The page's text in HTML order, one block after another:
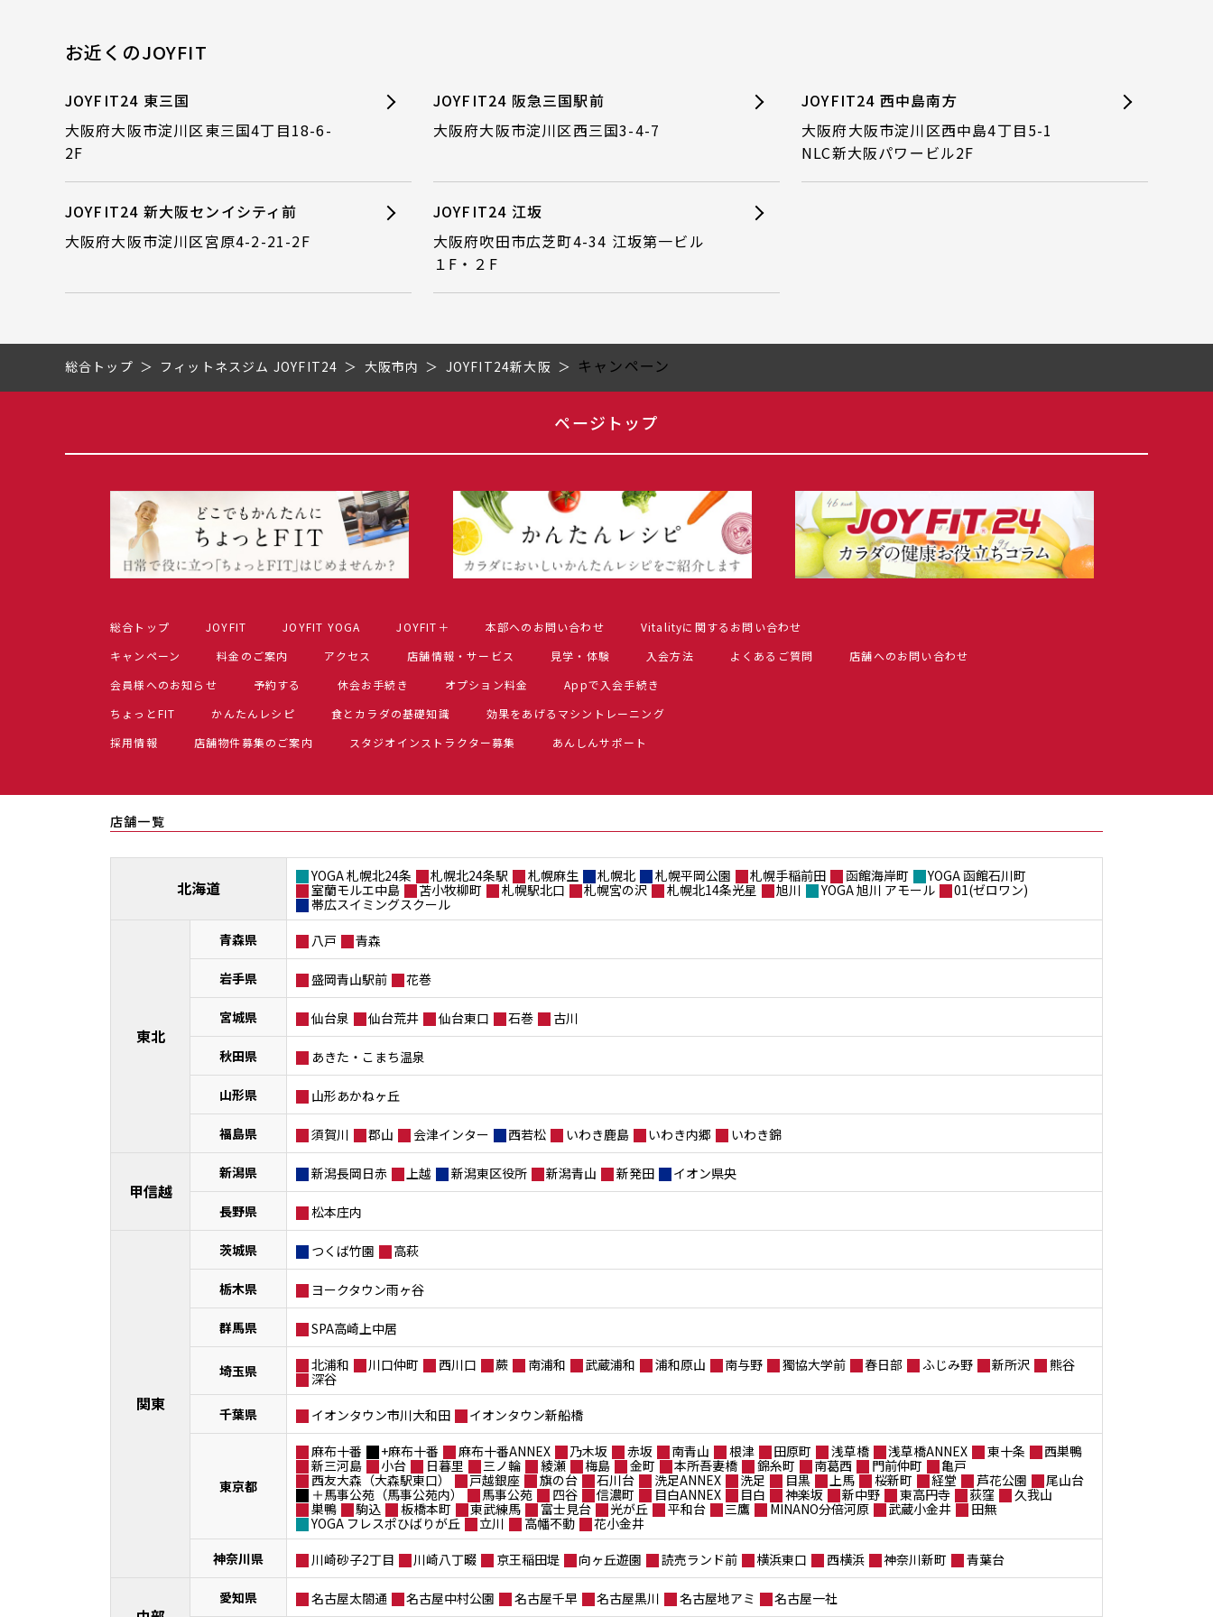
お近くのJOYFIT
JOYFIT24 東三国
大阪府大阪市淀川区東三国4丁目18-6-
2F
JOYFIT24 阪急三国駅前
大阪府大阪市淀川区西三国3-4-7
JOYFIT24 西中島南方
大阪府大阪市淀川区西中島4丁目5-1
NLC新大阪パワービル2F
JOYFIT24 新大阪センイシティ前
大阪府大阪市淀川区宮原4-2-21-2F
JOYFIT24 江坂
大阪府吹田市広芝町4-34 江坂第一ビル
１F・２F
総合トップ フィットネスジム JOYFIT24 大阪市内 JOYFIT24新大阪 キャンペーン
ページトップ
総合トップ JOYFIT JOYFIT YOGA JOYFIT＋ 本部へのお問い合わせ
Vitalityに関するお問い合わせ
キャンペーン
料金のご案内 アクセス 店舗情報・サービス 見学・体験 入会方法 よくあるご質問
店舗へのお問い合わせ
会員様へのお知らせ
予約する 休会お手続き オプション料金
Appで入会手続き
ちょっとFIT
かんたんレシピ 食とカラダの基礎知識
効果をあげるマシントレーニング
採用情報
店舗物件募集のご案内 スタジオインストラクター募集 あんしんサポート
店舗一覧
北海道
YOGA 札幌北24条 札幌北24条駅 札幌麻生 札幌北 札幌平岡公園 札幌手稲前田 函館海岸町
YOGA 函館石川町
室蘭モルエ中島
苫小牧柳町 札幌駅北口 札幌宮の沢 札幌北14条光星 旭川 YOGA 旭川 アモール
01(ゼロワン)
帯広スイミングスクール
東北
青森県 八戸 青森
岩手県 盛岡青山駅前 花巻
宮城県 仙台泉 仙台荒井 仙台東口 石巻 古川
秋田県 あきた・こまち温泉
山形県 山形あかねヶ丘
福島県 須賀川 郡山 会津インター 西若松 いわき鹿島 いわき内郷 いわき錦
甲信越
新潟県 新潟長岡日赤 上越 新潟東区役所 新潟青山 新発田 イオン県央
長野県 松本庄内
関東
茨城県 つくば竹園 高萩
栃木県 ヨークタウン雨ヶ谷
群馬県 SPA高崎上中居
埼玉県 北浦和 川口仲町 西川口 蕨 南浦和 武蔵浦和 浦和原山 南与野 獨協大学前 春日部 ふじみ野 新所沢
熊谷
深谷
千葉県
イオンタウン市川大和田 イオンタウン新船橋
東京都
麻布十番 +麻布十番 麻布十番ANNEX 乃木坂 赤坂 南青山 根津 田原町 浅草橋 浅草橋ANNEX 東十条
西巣鴨
新三河島
小台 日暮里 三ノ輪 綾瀬 梅島 金町 本所吾妻橋 錦糸町 南葛西 門前仲町
亀戸
西友大森（大森駅東口）
戸越銀座 旗の台 石川台 洗足ANNEX 洗足 目黒 上馬 桜新町 経堂 芦花公園
尾山台
＋馬事公苑（馬事公苑内）
馬事公苑 四谷 信濃町 目白ANNEX 目白 神楽坂 新中野 東高円寺 荻窪
久我山
巣鴨
駒込 板橋本町 東武練馬 富士見台 光が丘 平和台 三鷹 MINANO分倍河原 武蔵小金井
田無
YOGA フレスポひばりが丘
立川 高幡不動
花小金井
神奈川県
川崎砂子2丁目 川崎八丁畷 京王稲田堤 向ヶ丘遊園 読売ランド前 横浜東口 西横浜 神奈川新町 青葉台
愛知県 名古屋太閤通 名古屋中村公園 名古屋千早 名古屋黒川 名古屋地アミ 名古屋一社